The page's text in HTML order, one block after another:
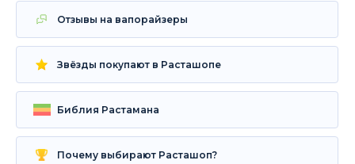
Отзывы на вапорайзеры
Звёзды покупают в Расташопе
Библия Растамана
Почему выбирают Расташоп?